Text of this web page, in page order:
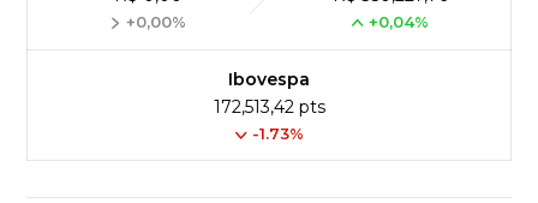
+0,00% +0,04%
Ibovespa
172,513,42 pts
-1.73%